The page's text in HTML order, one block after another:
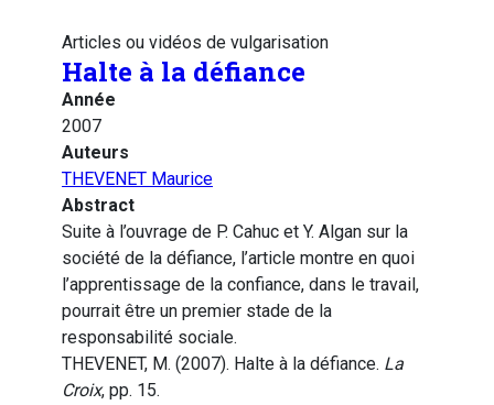
Articles ou vidéos de vulgarisation
Halte à la défiance
Année
2007
Auteurs
THEVENET Maurice
Abstract
Suite à l’ouvrage de P. Cahuc et Y. Algan sur la
société de la défiance, l’article montre en quoi
l’apprentissage de la confiance, dans le travail,
pourrait être un premier stade de la
responsabilité sociale.
THEVENET, M. (2007). Halte à la défiance. La
Croix, pp. 15.